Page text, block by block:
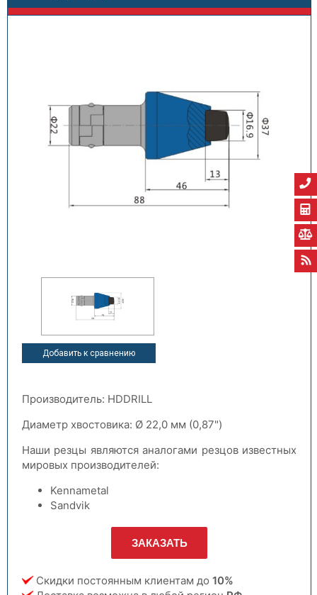
Добавить к сравнению
Производитель: HDDRILL
Диаметр хвостовика: Ø 22,0 мм (0,87")
Наши резцы являются аналогами резцов известных
мировых производителей:
Kennametal
Sandvik
ЗАКАЗАТЬ
Скидки постоянным клиентам до 10%